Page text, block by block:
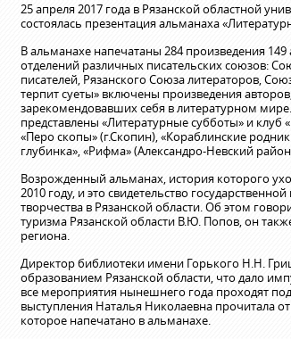
25 апреля 2017 года в Рязанской областной
состоялась презентация альманаха
В альманахе напечатаны 284 произведения
отделений различных писательских союзов:
писателей, Рязанского Союза литераторов,
терпит суеты» включены произведения
зарекомендовавших себя в литературном
представлены «Литературные субботы» и клуб
«Перо скопы» (г.Скопин), «Кораблинские
глубинка», «Рифма» (Александро-Невский
Возрожденный альманах, история которого
2010 году, и это свидетельство
творчества в Рязанской области. Об этом
туризма Рязанской области В.Ю. Попов, он
региона.
Директор библиотеки имени Горького Н.Н.
образованием Рязанской области, что дало
все мероприятия нынешнего года проходят
выступления Наталья Николаевна прочитала
которое напечатано в альманахе.